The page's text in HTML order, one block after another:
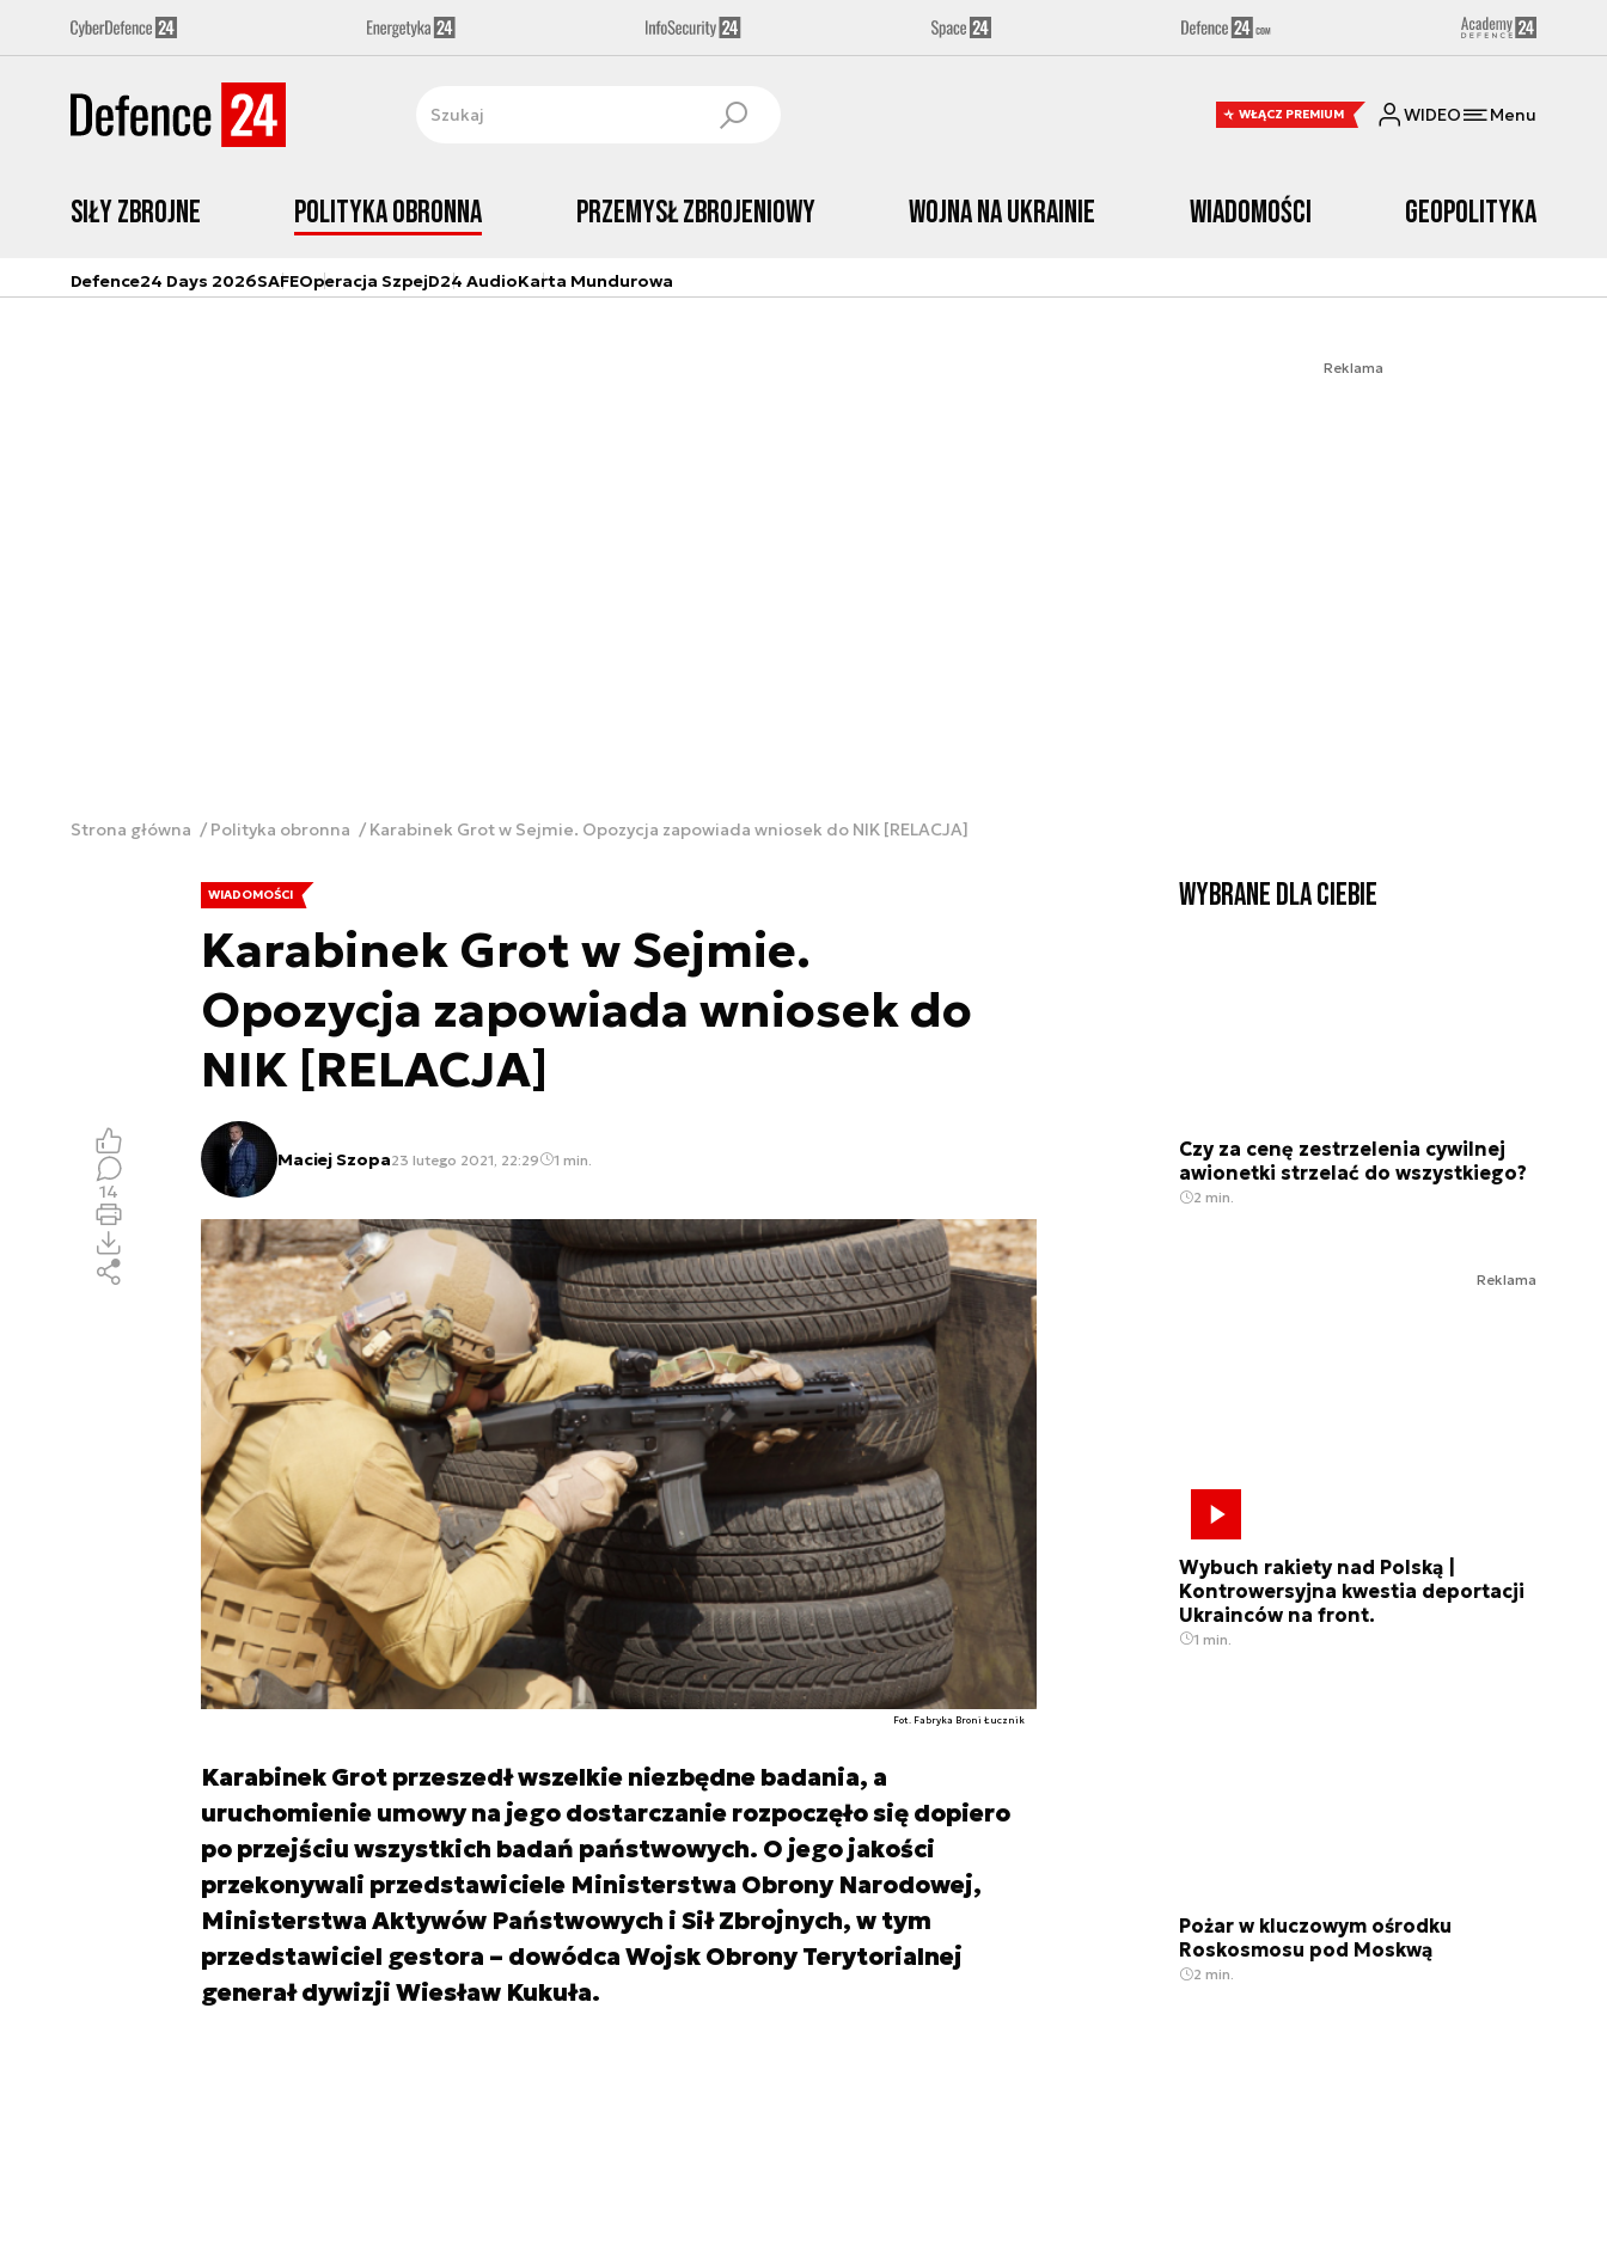
WŁĄCZ PREMIUM WIDEO Menu
Siły zbrojne Polityka obronna Przemysł Zbrojeniowy Wojna na Ukrainie Wiadomości Geopolityka
Defence24 Days 2026SAFEOperacja SzpejD24 AudioKarta Mundurowa
Reklama
Strona główna Polityka obronna Karabinek Grot w Sejmie. Opozycja zapowiada wniosek do NIK [RELACJA]
WIADOMOŚCI
Karabinek Grot w Sejmie.
Opozycja zapowiada wniosek do
NIK [RELACJA]
Maciej Szopa23 lutego 2021, 22:29 1 min.
Fot. Fabryka Broni Łucznik
Karabinek Grot przeszedł wszelkie niezbędne badania, a
uruchomienie umowy na jego dostarczanie rozpoczęło się dopiero
po przejściu wszystkich badań państwowych. O jego jakości
przekonywali przedstawiciele Ministerstwa Obrony Narodowej,
Ministerstwa Aktywów Państwowych i Sił Zbrojnych, w tym
przedstawiciel gestora – dowódca Wojsk Obrony Terytorialnej
generał dywizji Wiesław Kukuła.
14
Wybrane dla Ciebie
Czy za cenę zestrzelenia cywilnej
awionetki strzelać do wszystkiego?
2 min.
Reklama
Wybuch rakiety nad Polską |
Kontrowersyjna kwestia deportacji
Ukrainców na front.
1 min.
Pożar w kluczowym ośrodku
Roskosmosu pod Moskwą
2 min.